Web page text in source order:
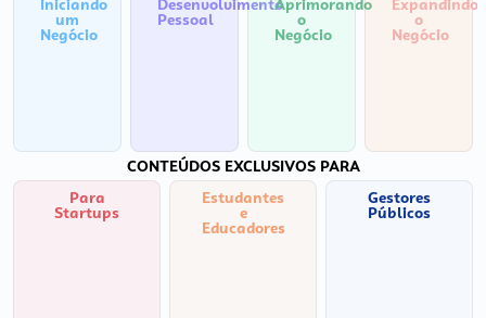
Iniciando
um
Negócio
Desenvolvimento
Pessoal
Aprimorando
o
Negócio
Expandindo
o
Negócio
CONTEÚDOS EXCLUSIVOS PARA
Para
Startups
Estudantes
e
Educadores
Gestores
Públicos